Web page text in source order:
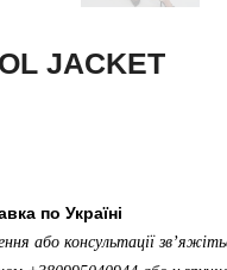
JACKET
по Україні
або консультації